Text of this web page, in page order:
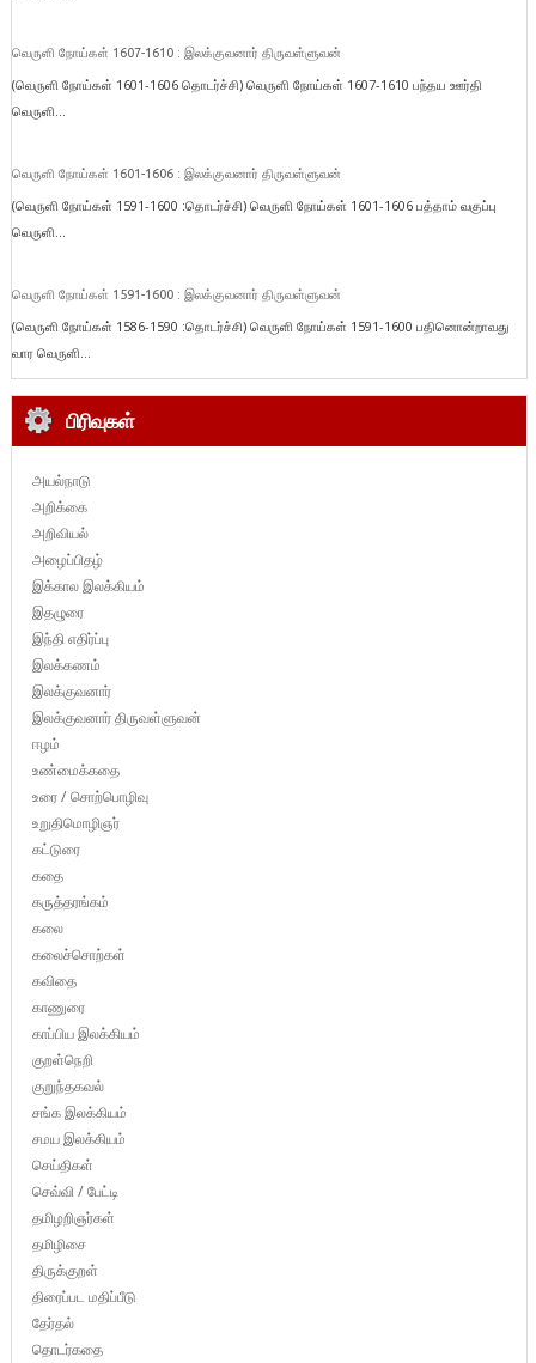
வெருளி நோய்கள் 1607-1610 : இலக்குவனார் திருவள்ளுவன்
(வெருளி நோய்கள் 1601-1606 தொடர்ச்சி) வெருளி நோய்கள் 1607-1610 பந்தய ஊர்தி
வெருளி...
வெருளி நோய்கள் 1601-1606 : இலக்குவனார் திருவள்ளுவன்
(வெருளி நோய்கள் 1591-1600 :தொடர்ச்சி) வெருளி நோய்கள் 1601-1606 பத்தாம் வகுப்பு
வெருளி...
வெருளி நோய்கள் 1591-1600 : இலக்குவனார் திருவள்ளுவன்
(வெருளி நோய்கள் 1586-1590 :தொடர்ச்சி) வெருளி நோய்கள் 1591-1600 பதினொன்றாவது
வார வெருளி...
பிரிவுகள்
அயல்நாடு
அறிக்கை
அறிவியல்
அழைப்பிதழ்
இக்கால இலக்கியம்
இதழுரை
இந்தி எதிர்ப்பு
இலக்கணம்
இலக்குவனார்
இலக்குவனார் திருவள்ளுவன்
ஈழம்
உண்மைக்கதை
உரை / சொற்பொழிவு
உறுதிமொழிஞர்
கட்டுரை
கதை
கருத்தரங்கம்
கலை
கலைச்சொற்கள்
கவிதை
காணுரை
காப்பிய இலக்கியம்
குறள்நெறி
குறுந்தகவல்
சங்க இலக்கியம்
சமய இலக்கியம்
செய்திகள்
செவ்வி / பேட்டி
தமிழறிஞர்கள்
தமிழிசை
திருக்குறள்
திரைப்பட மதிப்பீடு
தேர்தல்
தொடர்கதை